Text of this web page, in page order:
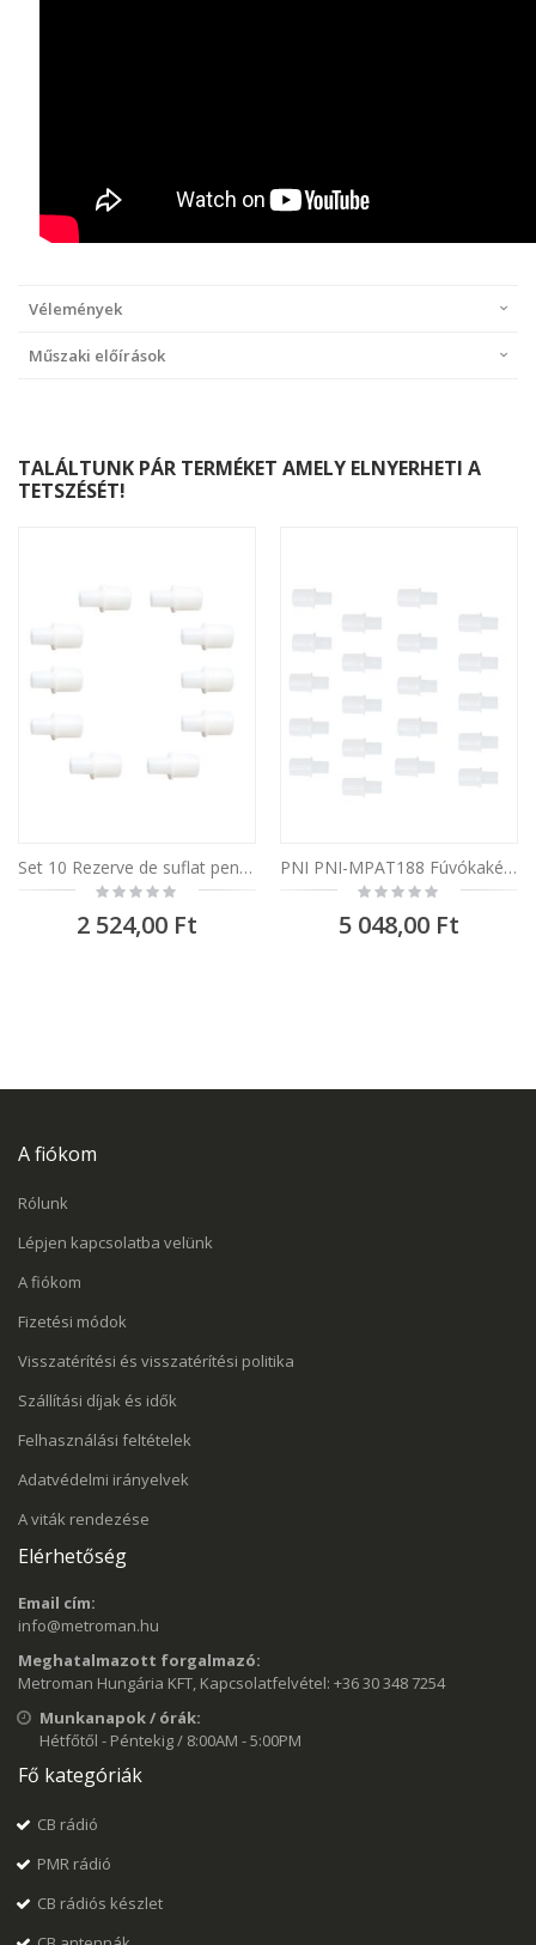
Vélemények
Műszaki előírások
TALÁLTUNK PÁR TERMÉKET AMELY ELNYERHETI A
TETSZÉSÉT!
Set 10 Rezerve de suflat pentru detector de alcool PNI AT188
Rating:
0%
2 524,00 Ft
PNI PNI-MPAT188 Fúvókakészlet tartalék alkoholszondához, 20 db
Rating:
0%
5 048,00 Ft
A fiókom
Rólunk
Lépjen kapcsolatba velünk
A fiókom
Fizetési módok
Visszatérítési és visszatérítési politika
Szállítási díjak és idők
Felhasználási feltételek
Adatvédelmi irányelvek
A viták rendezése
Elérhetőség
Email cím:
info@metroman.hu
Meghatalmazott forgalmazó:
Metroman Hungária KFT, Kapcsolatfelvétel: +36 30 348 7254
Munkanapok / órák:
Hétfőtől - Péntekig / 8:00AM - 5:00PM
Fő kategóriák
CB rádió
PMR rádió
CB rádiós készlet